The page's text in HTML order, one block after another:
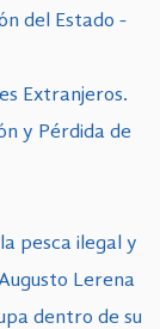
del Estado -
Extranjeros.
y Pérdida de
pesca ilegal y
Lerena
dentro de su